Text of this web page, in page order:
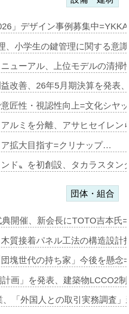
」デザイン事例募集中
、小学生の鍵管理に関する意
ニューアル、上位モデルの清
改善、26年5月期決算を発表
匠性・視認性向上=文化シヤ
ルミを分離、アサヒセイレ
拡大目指す=クリナップ…
ド〟を初創設、タカラスタ
団体・組合
開催、新会長にTOTO吉本氏
質接着パネル工法の構造設
塊世代の持ち家」今後を懸
画」を発表、建築物LCCO2
、「外国人との取引実務調査